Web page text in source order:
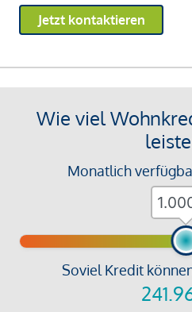
Jetzt kontaktieren
Wie viel
Monatlich
Soviel Kredit